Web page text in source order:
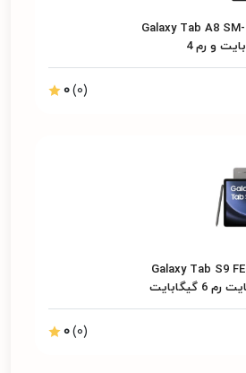
تبلت سامسونگ مدل Galaxy Tab A8 SM-
X205 ظرفیت 64 گیگابایت و رم 4
0(0)
تبلت سامسونگ مدل Galaxy Tab S9 FE
0(0)